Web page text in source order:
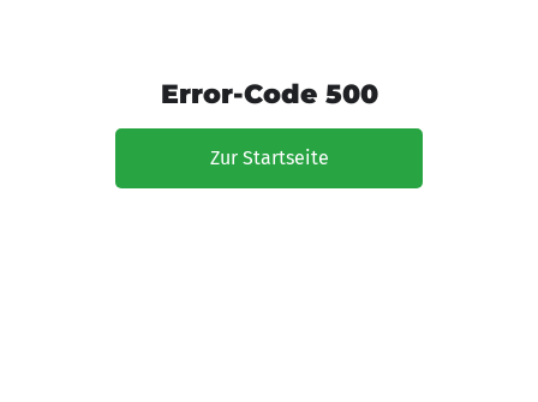
Error-Code 500
Zur Startseite